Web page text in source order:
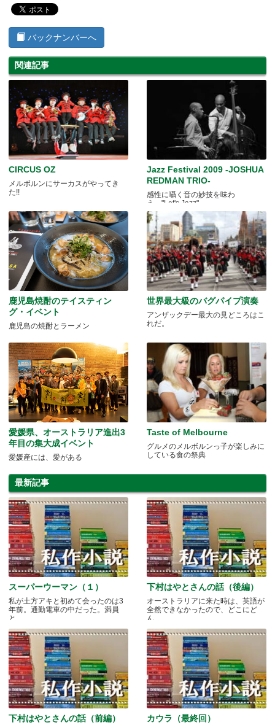
バックナンバーへ
関連記事
CIRCUS OZ
メルボルンにサーカスがやってき
た!!
Jazz Festival 2009 -JOSHUA
REDMAN TRIO-
感性に囁く音の妙技を味わ
え…"Let's Jazz"
鹿児島焼酎のテイスティン
グ・イベント
鹿児島の焼酎とラーメン
世界最大級のバグパイプ演奏
アンザックデー最大の見どころはこ
れだ。
愛媛県、オーストラリア進出3
年目の集大成イベント
愛媛産には、愛がある
Taste of Melbourne
グルメのメルボルンっ子が楽しみに
している食の祭典
最新記事
スーパーウーマン（１）
私が土方アキと初めて会ったのは3
年前。通勤電車の中だった。満員
と.....
下村はやとさんの話（後編）
オーストラリアに来た時は、英語が
全然できなかったので、どこにど
ん.....
下村はやとさんの話（前編） カウラ（最終回）